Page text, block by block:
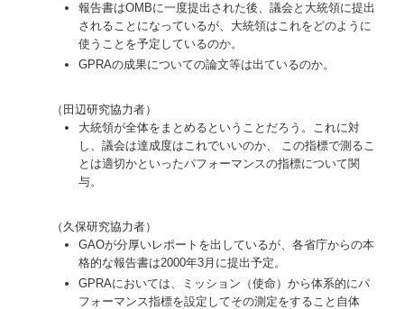
報告書はOMBに一度提出された後、議会と大統領に提出
されることになっているが、大統領はこれをどのように
使うことを予定しているのか。
GPRAの成果についての論文等は出ているのか。
（田辺研究協力者）
大統領が全体をまとめるということだろう。これに対
し、議会は達成度はこれでいいのか、 この指標で測るこ
とは適切かといったパフォーマンスの指標について関
与。
（久保研究協力者）
GAOが分厚いレポートを出しているが、各省庁からの本
格的な報告書は2000年3月に提出予定。
GPRAにおいては、ミッション（使命）から体系的にパ
フォーマンス指標を設定してその測定をすること自体